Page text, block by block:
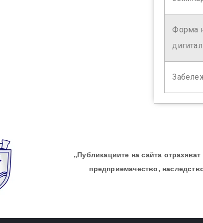
Форма
„Публикациите на сайта
предприемачество,